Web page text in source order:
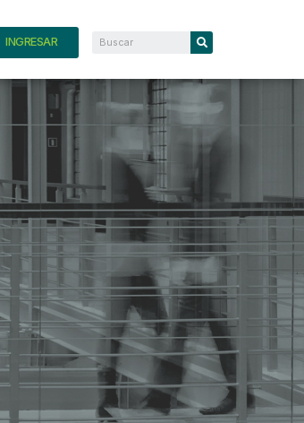
INGRESAR